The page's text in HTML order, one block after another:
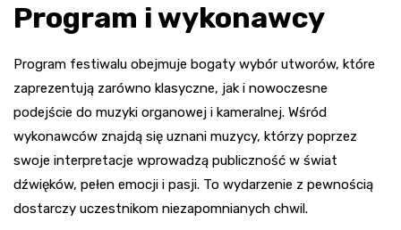
Program i wykonawcy
Program festiwalu obejmuje bogaty wybór utworów, które
zaprezentują zarówno klasyczne, jak i nowoczesne
podejście do muzyki organowej i kameralnej. Wśród
wykonawców znajdą się uznani muzycy, którzy poprzez
swoje interpretacje wprowadzą publiczność w świat
dźwięków, pełen emocji i pasji. To wydarzenie z pewnością
dostarczy uczestnikom niezapomnianych chwil.